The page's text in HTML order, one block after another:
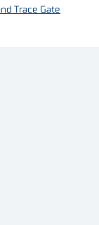
Trace Gate